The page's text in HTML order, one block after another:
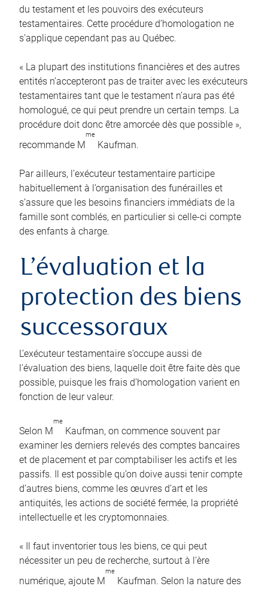
du testament et les pouvoirs des exécuteurs
testamentaires. Cette procédure d’homologation ne
s’applique cependant pas au Québec.
« La plupart des institutions financières et des autres
entités n’accepteront pas de traiter avec les exécuteurs
testamentaires tant que le testament n’aura pas été
homologué, ce qui peut prendre un certain temps. La
procédure doit donc être amorcée dès que possible »,
recommande M
me
Kaufman.
Par ailleurs, l’exécuteur testamentaire participe
habituellement à l’organisation des funérailles et
s’assure que les besoins financiers immédiats de la
famille sont comblés, en particulier si celle-ci compte
des enfants à charge.
L’évaluation et la
protection des biens
successoraux
L’exécuteur testamentaire s’occupe aussi de
l’évaluation des biens, laquelle doit être faite dès que
possible, puisque les frais d’homologation varient en
fonction de leur valeur.
Selon M
me
Kaufman, on commence souvent par
examiner les derniers relevés des comptes bancaires
et de placement et par comptabiliser les actifs et les
passifs. Il est possible qu’on doive aussi tenir compte
d’autres biens, comme les œuvres d’art et les
antiquités, les actions de société fermée, la propriété
intellectuelle et les cryptomonnaies.
« Il faut inventorier tous les biens, ce qui peut
nécessiter un peu de recherche, surtout à l’ère
numérique, ajoute M
me
Kaufman. Selon la nature des